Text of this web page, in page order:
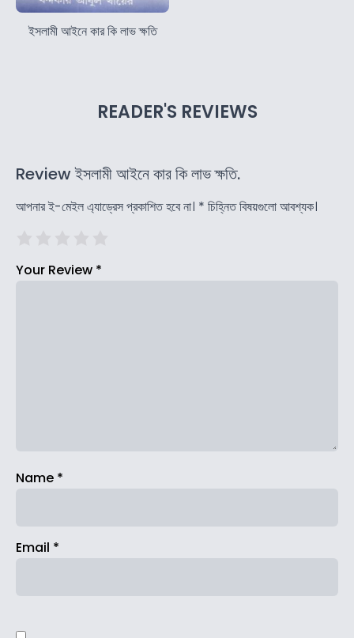
ইসলামী আইনে কার কি লাভ ক্ষতি
READER'S REVIEWS
Review ইসলামী আইনে কার কি লাভ ক্ষতি.
আপনার ই-মেইল এ্যাড্রেস প্রকাশিত হবে না। * চিহ্নিত বিষয়গুলো আবশ্যক।
Your Review *
Name *
Email *